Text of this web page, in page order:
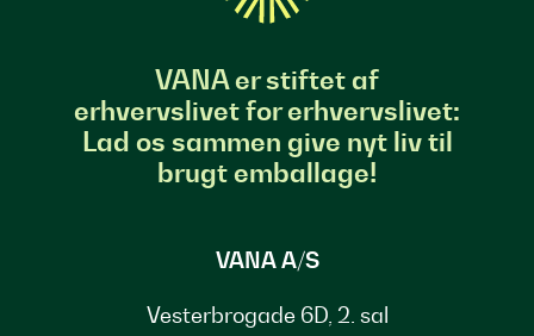
VANA er stiftet af
erhvervslivet for erhvervslivet:
Lad os sammen give nyt liv til
brugt emballage!
VANA A/S
Vesterbrogade 6D, 2. sal